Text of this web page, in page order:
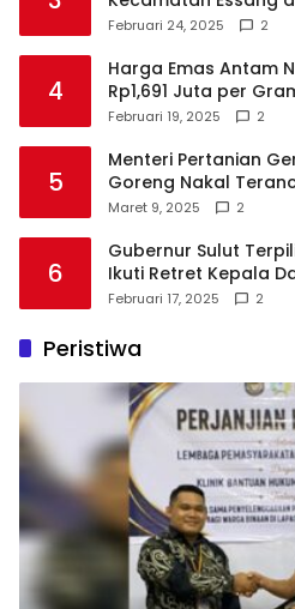
Talaud
Februari 24, 2025 2
4
Harga Emas Antam
Rp1,691 Juta per
Februari 19, 2025 2
5
Menteri Pertanian
Goreng Nakal
Maret 9, 2025 2
6
Gubernur Sulut
Ikuti Retret Kepala
Februari 17, 2025 2
Peristiwa